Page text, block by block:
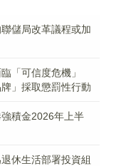
儲局改革議程或加
「可信度危機」
」採取懲罰性行動
強積金2026年上半
休生活部署投資組